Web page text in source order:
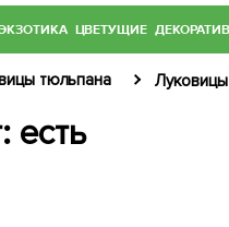
ЦВЕТУЩИЕ
тюльпана
есть